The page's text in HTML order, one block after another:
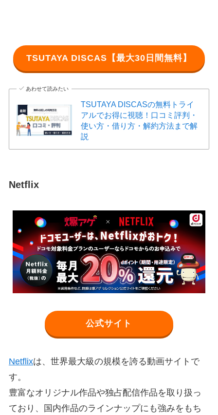
TSUTAYA DISCAS【最大30日間無料】
あわせて読みたい
TSUTAYA DISCASの無料トライ
アルでお得に視聴！口コミ評判・
使い方・借り方・解約方法まで解
説
Netflix
公式サイト
Netflixは、世界最大級の規模を誇る動画サイトで
す。
豊富なオリジナル作品や独占配信作品を取り扱っ
ており、国内作品のラインナップにも強みをもち